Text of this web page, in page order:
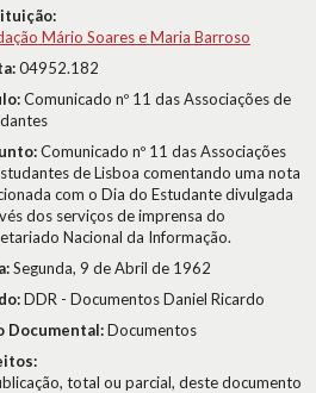
Mário Soares e Maria Barroso
04952.182
Comunicado nº 11 das Associações de
Comunicado nº 11 das Associações
de Lisboa comentando uma nota
com o Dia do Estudante divulgada
dos serviços de imprensa do
Nacional da Informação.
Segunda, 9 de Abril de 1962
DDR - Documentos Daniel Ricardo
Documental:Documentos
total ou parcial, deste documento